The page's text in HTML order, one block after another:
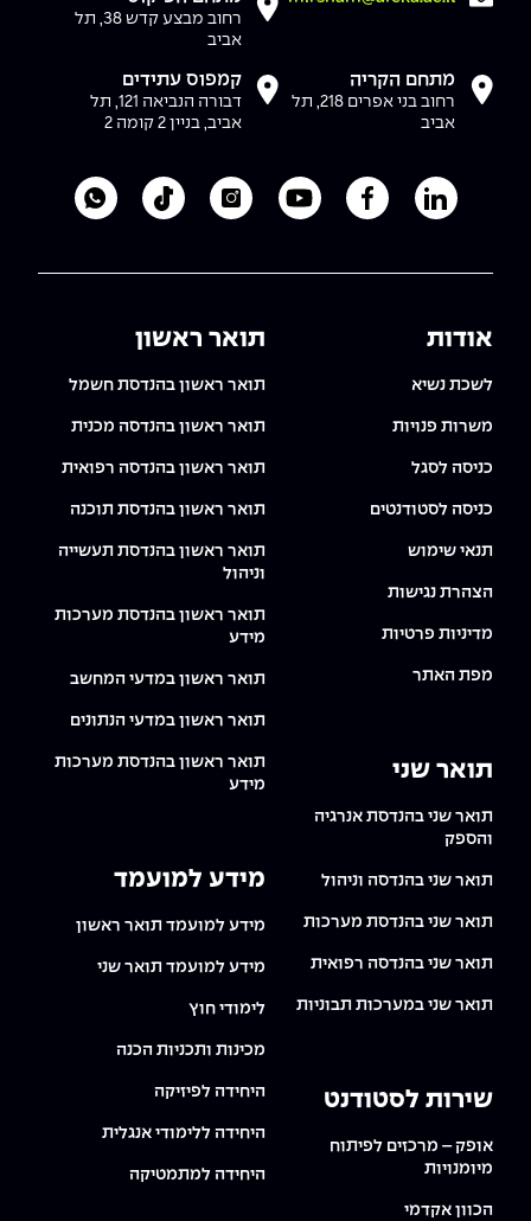
רחוב מבצע קדש 38, תל
אביב
מתחם הקריה
רחוב בני אפרים 218, תל
אביב
קמפוס עתידים
דבורה הנביאה 121, תל
אביב, בניין 2 קומה 2
לעמוד הלינקדאין של מכללת אפקה
לעמוד הפייסבוק של מכללת אפקה
לעמוד היוטיוב של מכללת אפקה
לעמוד האינסטגרם של
לעמוד הטיקטוק
אודות
לשכת נשיא
משרות פנויות
כניסה לסגל
כניסה לסטודנטים
תנאי שימוש
הצהרת נגישות
מדיניות פרטיות
מפת האתר
תואר שני
תואר שני בהנדסת אנרגיה
והספק
תואר שני בהנדסה וניהול
תואר שני בהנדסת מערכות
תואר שני בהנדסה רפואית
תואר שני במערכות תבוניות
שירות לסטודנט
אופק – מרכזים לפיתוח
מיומנויות
הכוון אקדמי
תואר ראשון
תואר ראשון בהנדסת חשמל
תואר ראשון בהנדסה מכנית
תואר ראשון בהנדסה רפואית
תואר ראשון בהנדסת תוכנה
תואר ראשון בהנדסת תעשייה
וניהול
תואר ראשון בהנדסת מערכות
מידע
תואר ראשון במדעי המחשב
תואר ראשון במדעי הנתונים
תואר ראשון בהנדסת מערכות
מידע
מידע למועמד
מידע למועמד תואר ראשון
מידע למועמד תואר שני
לימודי חוץ
מכינות ותכניות הכנה
היחידה לפיזיקה
היחידה ללימודי אנגלית
היחידה למתמטיקה